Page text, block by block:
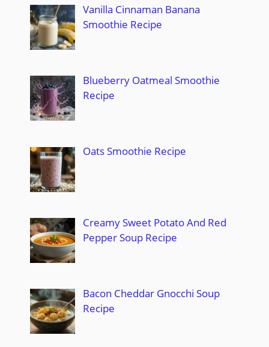
Vanilla Cinnaman Banana
Smoothie Recipe
Blueberry Oatmeal Smoothie
Recipe
Oats Smoothie Recipe
Creamy Sweet Potato And Red
Pepper Soup Recipe
Bacon Cheddar Gnocchi Soup
Recipe